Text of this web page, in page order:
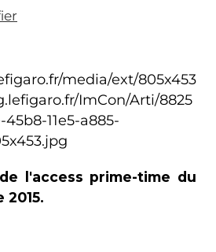
l'access prime-time du
2015.